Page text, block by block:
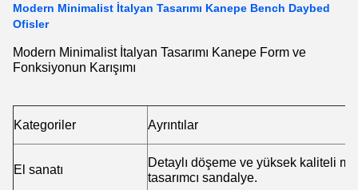
Modern Minimalist İtalyan Tasarımı Kanepe Bench Daybed
Ofisler
Modern Minimalist İtalyan Tasarımı Kanepe Form ve
Fonksiyonun Karışımı
Kategoriler Ayrıntılar
El sanatı
Detaylı döşeme ve yüksek kaliteli
tasarımcı sandalye.